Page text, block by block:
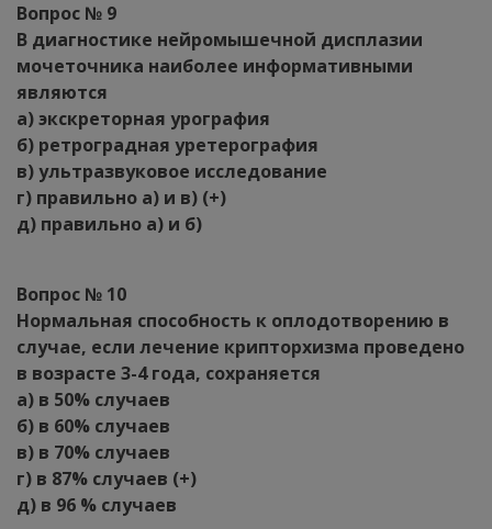
Вопрос № 9
В диагностике нейромышечной дисплазии
мочеточника наиболее информативными
являются
а) экскреторная урография
б) ретроградная уретерография
в) ультразвуковое исследование
г) правильно а) и в) (+)
д) правильно а) и б)
Вопрос № 10
Нормальная способность к оплодотворению в
случае, если лечение крипторхизма проведено
в возрасте 3-4 года, сохраняется
а) в 50% случаев
б) в 60% случаев
в) в 70% случаев
г) в 87% случаев (+)
д) в 96 % случаев